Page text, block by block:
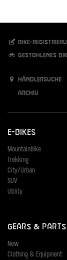
Bike-
Gestohlenes
Händlersuche
Archiv
E-Bikes
Mountainbike
Trekking
City/Urban
SUV
Utility
Gears & Parts
New
Clothing & Equipment